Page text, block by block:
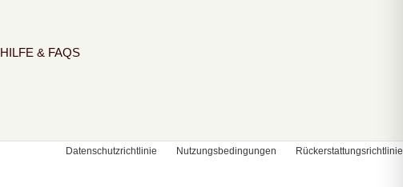
HILFE & FAQS
Datenschutzrichtlinie Nutzungsbedingungen Rückerstattungsrichtlinie